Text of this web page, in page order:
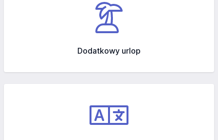
Dodatkowy urlop